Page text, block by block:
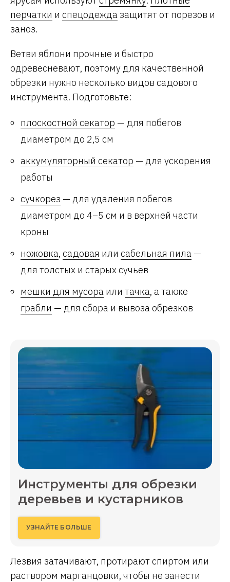
перчатки и спецодежда защитят от порезов и
заноз.
Ветви яблони прочные и быстро
одревесневают, поэтому для качественной
обрезки нужно несколько видов садового
инструмента. Подготовьте:
плоскостной секатор — для побегов
диаметром до 2,5 см
аккумуляторный секатор — для ускорения
работы
сучкорез — для удаления побегов
диаметром до 4–5 см и в верхней части
кроны
ножовка, садовая или сабельная пила —
для толстых и старых сучьев
мешки для мусора или тачка, а также
грабли — для сбора и вывоза обрезков
Инструменты для обрезки
деревьев и кустарников
УЗНАЙТЕ БОЛЬШЕ
Лезвия затачивают, протирают спиртом или
раствором марганцовки, чтобы не занести